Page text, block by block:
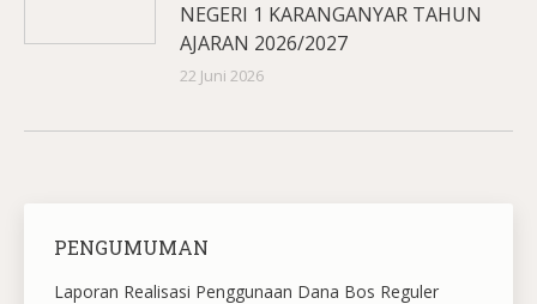
NEGERI 1 KARANGANYAR TAHUN
AJARAN 2026/2027
22 Juni 2026
PENGUMUMAN
Laporan Realisasi Penggunaan Dana Bos Reguler